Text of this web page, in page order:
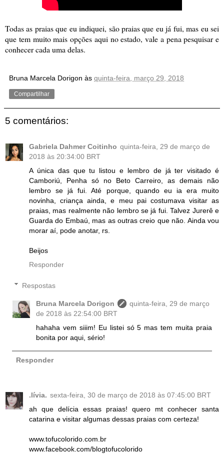
Todas as praias que eu indiquei, são praias que eu já fui, mas eu sei
que tem muito mais opções aqui no estado, vale a pena pesquisar e
conhecer cada uma delas.
Bruna Marcela Dorigon às quinta-feira, março 29, 2018
Compartilhar
5 comentários:
Gabriela Dahmer Coitinho quinta-feira, 29 de março de
2018 às 20:34:00 BRT
A única das que tu listou e lembro de já ter visitado é
Camboriú, Penha só no Beto Carreiro, as demais não
lembro se já fui. Até porque, quando eu ia era muito
novinha, criança ainda, e meu pai costumava visitar as
praias, mas realmente não lembro se já fui. Talvez Jurerê e
Guarda do Embaú, mas as outras creio que não. Ainda vou
morar aí, pode anotar, rs.
Beijos
Responder
Respostas
Bruna Marcela Dorigon
quinta-feira, 29 de março
de 2018 às 22:54:00 BRT
hahaha vem siiim! Eu listei só 5 mas tem muita praia
bonita por aqui, sério!
Responder
.lívia. sexta-feira, 30 de março de 2018 às 07:45:00 BRT
ah que delícia essas praias! quero mt conhecer santa
catarina e visitar algumas dessas praias com certeza!
www.tofucolorido.com.br
www.facebook.com/blogtofucolorido